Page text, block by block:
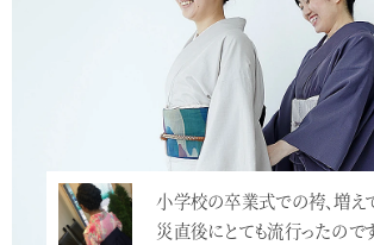
小学校の卒業式での袴、増え
災直後にとても流行ったので